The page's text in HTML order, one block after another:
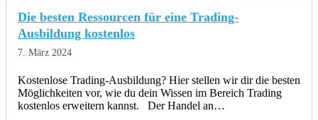
Die besten Ressourcen für eine Trading-
Ausbildung kostenlos
7. März 2024
Kostenlose Trading-Ausbildung? Hier stellen wir dir die besten
Möglichkeiten vor, wie du dein Wissen im Bereich Trading
kostenlos erweitern kannst. Der Handel an…